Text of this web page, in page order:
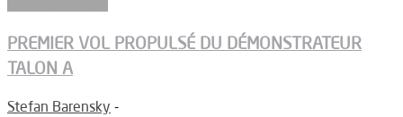
PREMIER VOL PROPULSÉ DU DÉMONSTRATEUR
TALON A
Stefan Barensky -